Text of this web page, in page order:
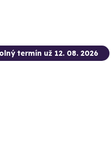
termín už 12. 08. 2026